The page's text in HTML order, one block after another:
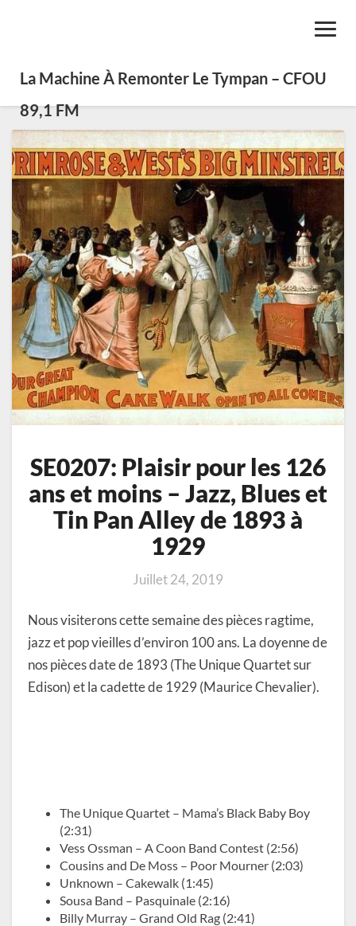
Toggle
La Machine À Remonter Le Tympan – CFOU
89,1 FM
SE0207:
Plaisir
pour
les
ans
et
moins
–
Jazz,
Blues
et
Tin
Pan
Alley
de
1929
SE0207: Plaisir pour les 126
ans et moins – Jazz, Blues et
Tin Pan Alley de 1893 à
1929
Juillet 24, 2019
Nous visiterons cette semaine des pièces ragtime,
jazz et pop vieilles d’environ 100 ans. La doyenne de
nos pièces date de 1893 (The Unique Quartet sur
Edison) et la cadette de 1929 (Maurice Chevalier).
The Unique Quartet – Mama’s Black Baby Boy
(2:31)
Vess Ossman – A Coon Band Contest (2:56)
Cousins and De Moss – Poor Mourner (2:03)
Unknown – Cakewalk (1:45)
Sousa Band – Pasquinale (2:16)
Billy Murray – Grand Old Rag (2:41)